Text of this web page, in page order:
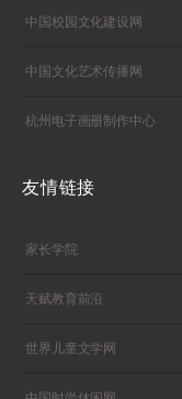
中国校园文化建设网
中国文化艺术传播网
杭州电子画册制作中心
友情链接
家长学院
天赋教育前沿
世界儿童文学网